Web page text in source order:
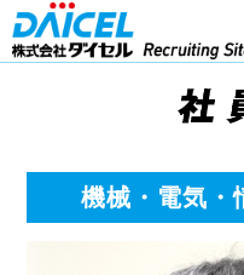
機械・電気・